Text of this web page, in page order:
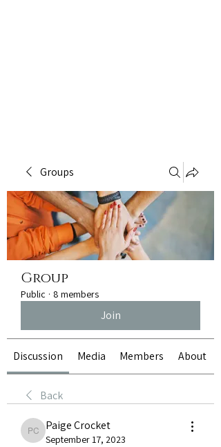
Groups
Group
Public · 8 members
Join
Discussion Media Members About
Back
Paige Crocket
Paige Crocket
September 17, 2023